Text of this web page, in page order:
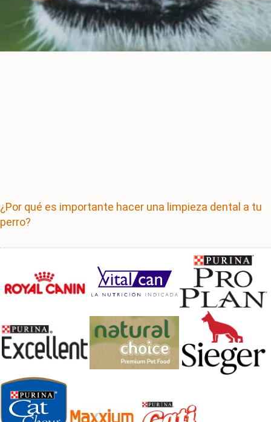
¿Por qué es importante hacer una limpieza dental a tu
perro?